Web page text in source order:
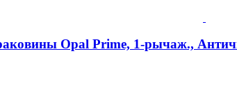
Opal Prime, 1-рычаж.,